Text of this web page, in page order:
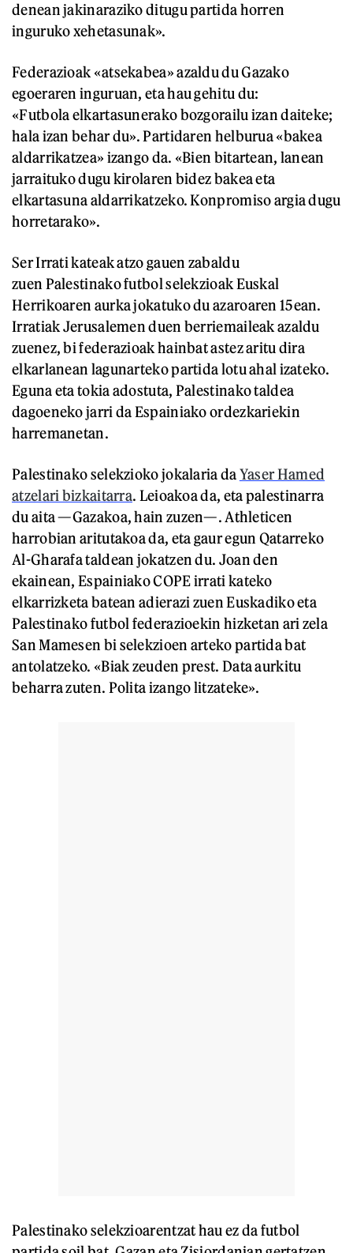
denean jakinaraziko ditugu partida horren
inguruko xehetasunak».
Federazioak «atsekabea» azaldu du Gazako
egoeraren inguruan, eta hau gehitu du:
«Futbola elkartasunerako bozgorailu izan daiteke;
hala izan behar du». Partidaren helburua «bakea
aldarrikatzea» izango da. «Bien bitartean, lanean
jarraituko dugu kirolaren bidez bakea eta
elkartasuna aldarrikatzeko. Konpromiso argia dugu
horretarako».
Ser Irrati kateak atzo gauen zabaldu
zuen Palestinako futbol selekzioak Euskal
Herrikoaren aurka jokatuko du azaroaren 15ean.
Irratiak Jerusalemen duen berriemaileak azaldu
zuenez, bi federazioak hainbat astez aritu dira
elkarlanean lagunarteko partida lotu ahal izateko.
Eguna eta tokia adostuta, Palestinako taldea
dagoeneko jarri da Espainiako ordezkariekin
harremanetan.
Palestinako selekzioko jokalaria daYaser Hamed
atzelari bizkaitarra. Leioakoa da, eta palestinarra
du aita —Gazakoa, hain zuzen—. Athleticen
harrobian aritutakoa da, eta gaur egun Qatarreko
Al-Gharafa taldean jokatzen du. Joan den
ekainean, Espainiako COPE irrati kateko
elkarrizketa batean adierazi zuen Euskadiko eta
Palestinako futbol federazioekin hizketan ari zela
San Mamesen bi selekzioen arteko partida bat
antolatzeko. «Biak zeuden prest. Data aurkitu
beharra zuten. Polita izango litzateke».
Palestinako selekzioarentzat hau ez da futbol